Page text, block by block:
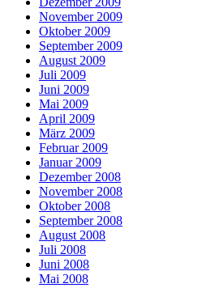
November 2009
Oktober 2009
September 2009
August 2009
Juli 2009
Juni 2009
Mai 2009
April 2009
März 2009
Februar 2009
Januar 2009
Dezember 2008
November 2008
Oktober 2008
September 2008
August 2008
Juli 2008
Juni 2008
Mai 2008